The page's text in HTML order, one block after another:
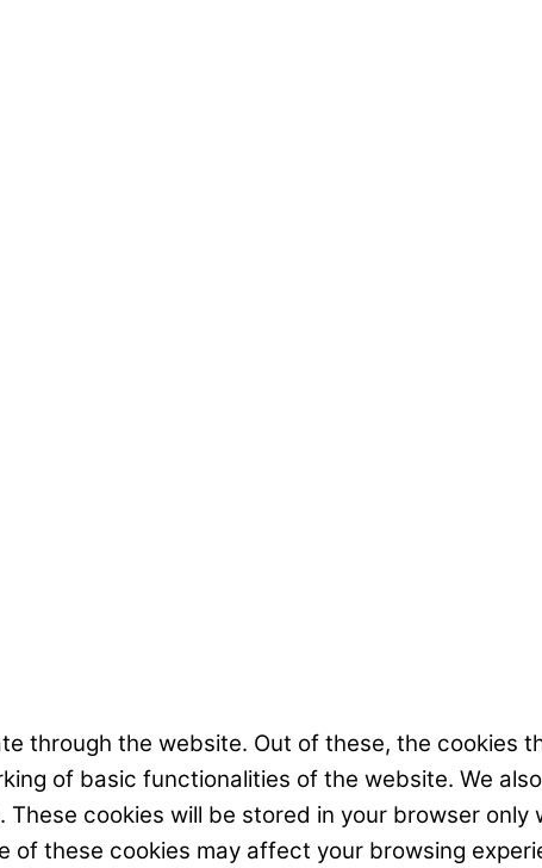
through the website. Out of these, the cookies
of basic functionalities of the website. We
cookies will be stored in your browser only
these cookies may affect your browsing